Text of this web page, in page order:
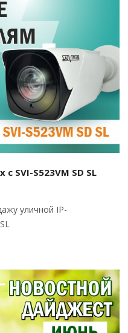
SVI-S523VM SD SL
уличной IP-